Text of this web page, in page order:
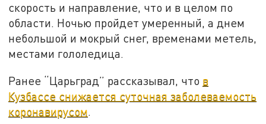
скорость и направление, что и в целом по
области. Ночью пройдет умеренный, а днем
небольшой и мокрый снег, временами метель,
местами гололедица.
Ранее “Царьград” рассказывал, что в
Кузбассе снижается суточная заболеваемость
коронавирусом.